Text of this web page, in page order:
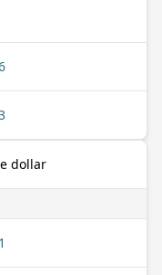
dollar